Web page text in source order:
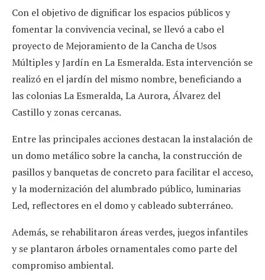
Con el objetivo de dignificar los espacios públicos y
fomentar la convivencia vecinal, se llevó a cabo el
proyecto de Mejoramiento de la Cancha de Usos
Múltiples y Jardín en La Esmeralda. Esta intervención se
realizó en el jardín del mismo nombre, beneficiando a
las colonias La Esmeralda, La Aurora, Álvarez del
Castillo y zonas cercanas.
Entre las principales acciones destacan la instalación de
un domo metálico sobre la cancha, la construcción de
pasillos y banquetas de concreto para facilitar el acceso,
y la modernización del alumbrado público, luminarias
Led, reflectores en el domo y cableado subterráneo.
Además, se rehabilitaron áreas verdes, juegos infantiles
y se plantaron árboles ornamentales como parte del
compromiso ambiental.